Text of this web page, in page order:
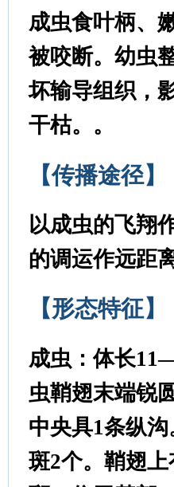
成虫食叶柄、
被咬断。幼虫
坏输导组织，
干枯。。
【传播途径】
以成虫的飞翔
的调运作远距
【形态特征】
成虫：体长
虫鞘翅末端锐
中央具1条纵
斑2个。鞘翅